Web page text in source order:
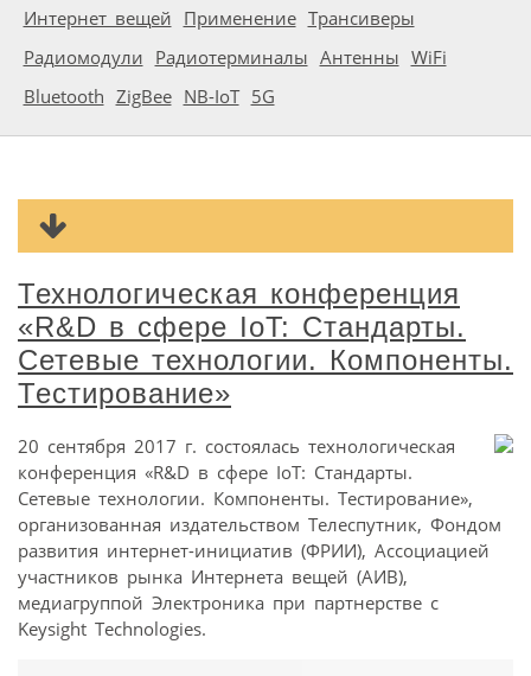
Интернет вещей Применение Трансиверы
Радиомодули Радиотерминалы Антенны WiFi
Bluetooth ZigBee NB-IoT 5G
Технологическая конференция
«R&D в сфере IoT: Стандарты.
Сетевые технологии. Компоненты.
Тестирование»
20 cентября 2017 г. состоялась технологическая
конференция «R&D в сфере IoT: Стандарты.
Сетевые технологии. Компоненты. Тестирование»,
организованная издательством Телеспутник, Фондом
развития интернет-инициатив (ФРИИ), Ассоциацией
участников рынка Интернета вещей (АИВ),
медиагруппой Электроника при партнерстве с
Keysight Technologies.